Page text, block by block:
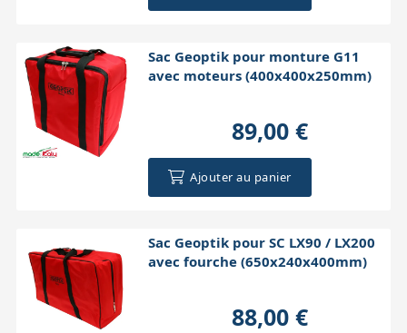
Sac Geoptik pour monture G11
avec moteurs (400x400x250mm)
89,00 €
Ajouter au panier
Sac Geoptik pour SC LX90 / LX200
avec fourche (650x240x400mm)
88,00 €